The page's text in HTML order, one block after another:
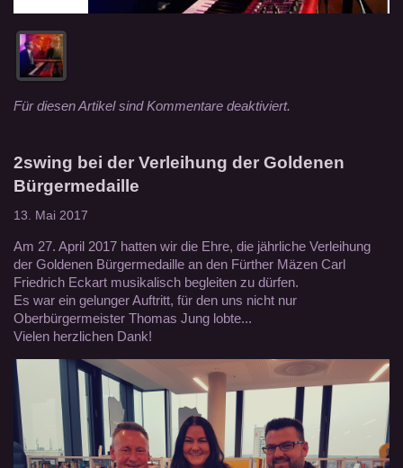
Für diesen Artikel sind Kommentare deaktiviert.
2swing bei der Verleihung der Goldenen
Bürgermedaille
13. Mai 2017
Am 27. April 2017 hatten wir die Ehre, die jährliche Verleihung
der Goldenen Bürgermedaille an den Fürther Mäzen Carl
Friedrich Eckart musikalisch begleiten zu dürfen.
Es war ein gelunger Auftritt, für den uns nicht nur
Oberbürgermeister Thomas Jung lobte...
Vielen herzlichen Dank!